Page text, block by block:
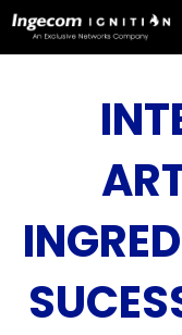
Saltar
para